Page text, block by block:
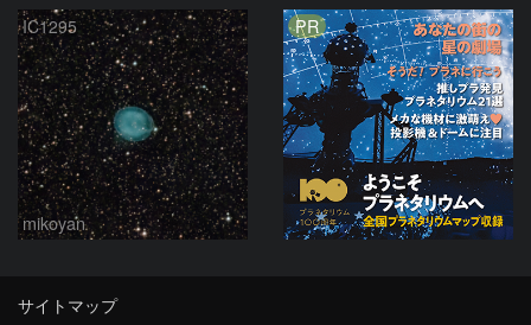
IC1295
mikoyan
PR
サイトマップ